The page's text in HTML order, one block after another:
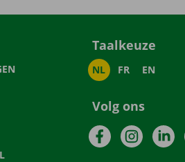
Taalkeuze
NL FR EN
Volg ons
Facebook